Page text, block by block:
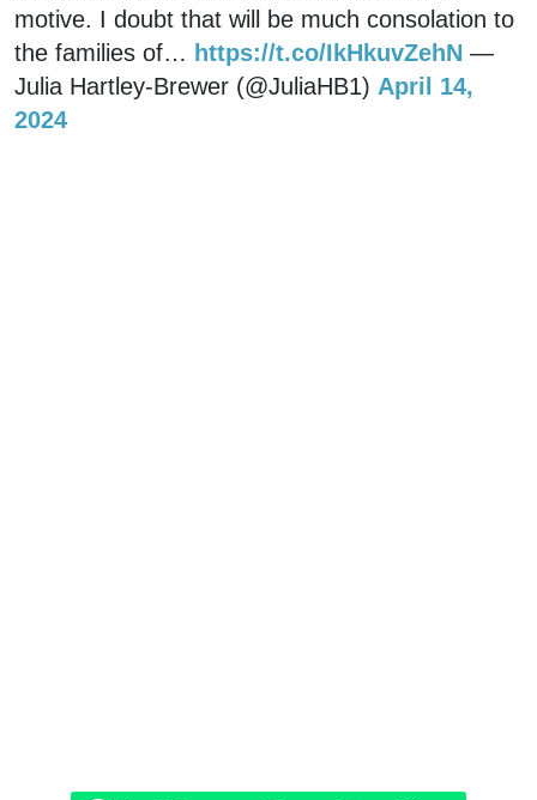
motive. I doubt that will be much consolation to
the families of… https://t.co/IkHkuvZehN —
Julia Hartley-Brewer (@JuliaHB1) April 14,
2024